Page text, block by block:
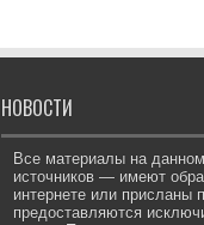
НОВОСТИ
Все материалы на
источников — имеют
интернете или присланы
предоставляются